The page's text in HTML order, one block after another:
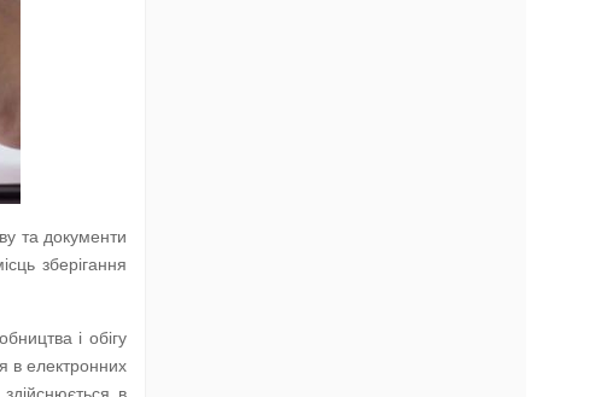
та документи
зберігання
і обігу
в електронних
в